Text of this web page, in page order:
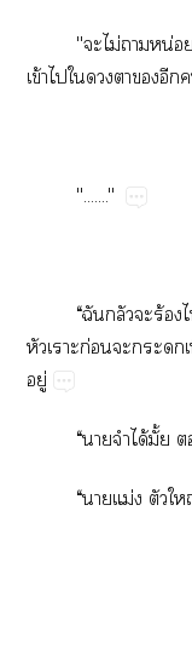
"​ไม่​​น่
ข้
"......."
“​​​​ร้
​ก่
ู่
“​​​ได้ั้
“​​ม่​​